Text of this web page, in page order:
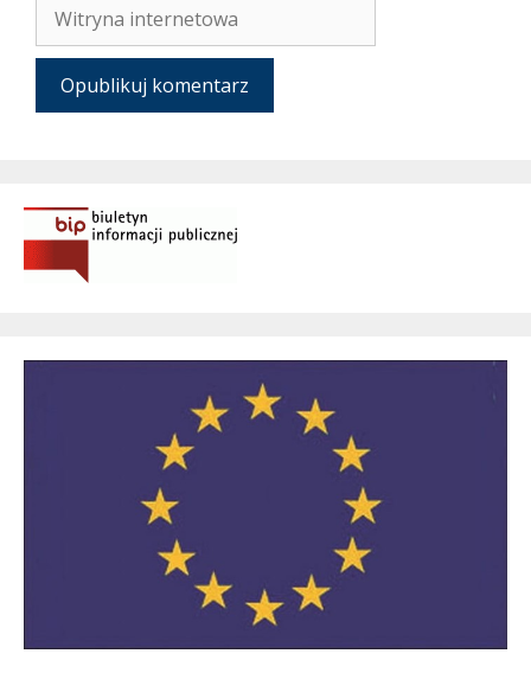
internetowa